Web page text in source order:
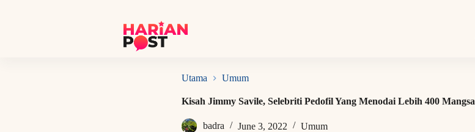
Utama Umum
Kisah Jimmy Savile, Selebriti Pedofil Yang Menodai Lebih 400 Mangsa
badra June 3, 2022 Umum